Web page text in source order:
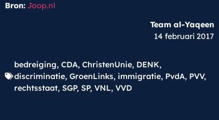
Bron: Joop.nl
Team al-Yaqeen
14 februari 2017
bedreiging, CDA, ChristenUnie, DENK,
discriminatie, GroenLinks, immigratie, PvdA, PVV,
rechtsstaat, SGP, SP, VNL, VVD